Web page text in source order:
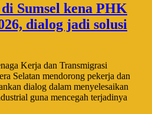
Sumsel kena PHK
dialog jadi solusi
Kerja dan Transmigrasi
Selatan mendorong pekerja dan
dialog dalam menyelesaikan
guna mencegah terjadinya